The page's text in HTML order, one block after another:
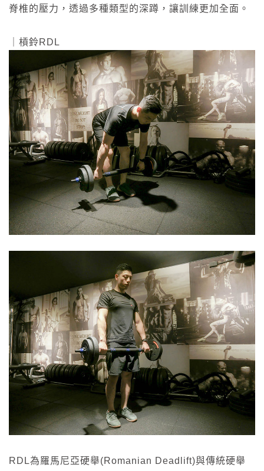
脊椎的壓力，透過多種類型的深蹲，讓訓練更加全面。
｜槓鈴RDL
RDL為羅馬尼亞硬舉(Romanian Deadlift)與傳統硬舉